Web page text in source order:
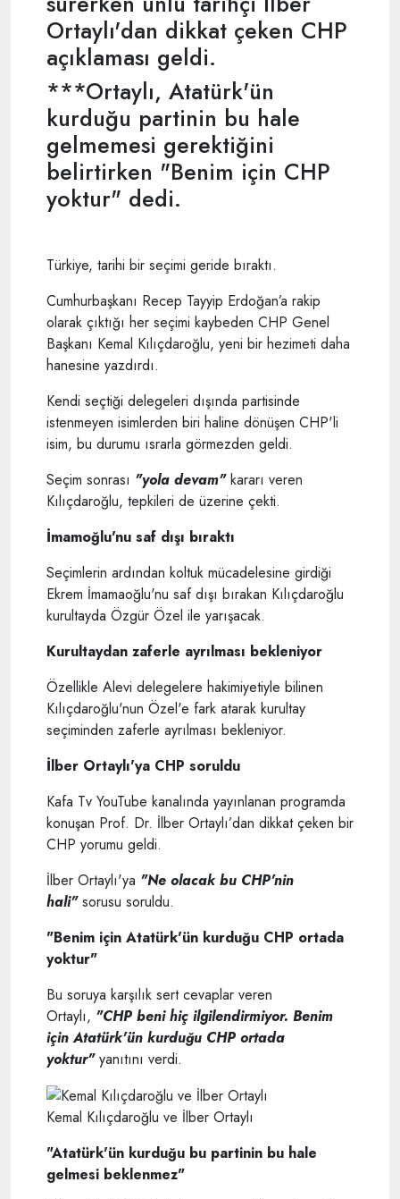
Ortaylı'dan dikkat çeken CHP
açıklaması geldi.
***Ortaylı, Atatürk'ün
kurduğu partinin bu hale
gelmemesi gerektiğini
belirtirken "Benim için CHP
yoktur" dedi.
Türkiye, tarihi bir seçimi geride bıraktı.
Cumhurbaşkanı Recep Tayyip Erdoğan’a rakip
olarak çıktığı her seçimi kaybeden CHP Genel
Başkanı Kemal Kılıçdaroğlu, yeni bir hezimeti daha
hanesine yazdırdı.
Kendi seçtiği delegeleri dışında partisinde
istenmeyen isimlerden biri haline dönüşen CHP'li
isim, bu durumu ısrarla görmezden geldi.
Seçim sonrası "yola devam"kararı veren
Kılıçdaroğlu, tepkileri de üzerine çekti.
İmamoğlu'nu saf dışı bıraktı
Seçimlerin ardından koltuk mücadelesine girdiği
Ekrem İmamaoğlu'nu saf dışı bırakan Kılıçdaroğlu
kurultayda Özgür Özel ile yarışacak.
Kurultaydan zaferle ayrılması bekleniyor
Özellikle Alevi delegelere hakimiyetiyle bilinen
Kılıçdaroğlu'nun Özel'e fark atarak kurultay
seçiminden zaferle ayrılması bekleniyor.
İlber Ortaylı'ya CHP soruldu
Kafa Tv YouTube kanalında yayınlanan programda
konuşan Prof. Dr. İlber Ortaylı’dan dikkat çeken bir
CHP yorumu geldi.
İlber Ortaylı'ya "Ne olacak bu CHP'nin
hali"sorusu soruldu.
"Benim için Atatürk'ün kurduğu CHP ortada
yoktur"
Bu soruya karşılık sert cevaplar veren
Ortaylı, "CHP beni hiç ilgilendirmiyor. Benim
için Atatürk'ün kurduğu CHP ortada
yoktur"yanıtını verdi.
Kemal Kılıçdaroğlu ve İlber Ortaylı
"Atatürk'ün kurduğu bu partinin bu hale
gelmesi beklenmez"